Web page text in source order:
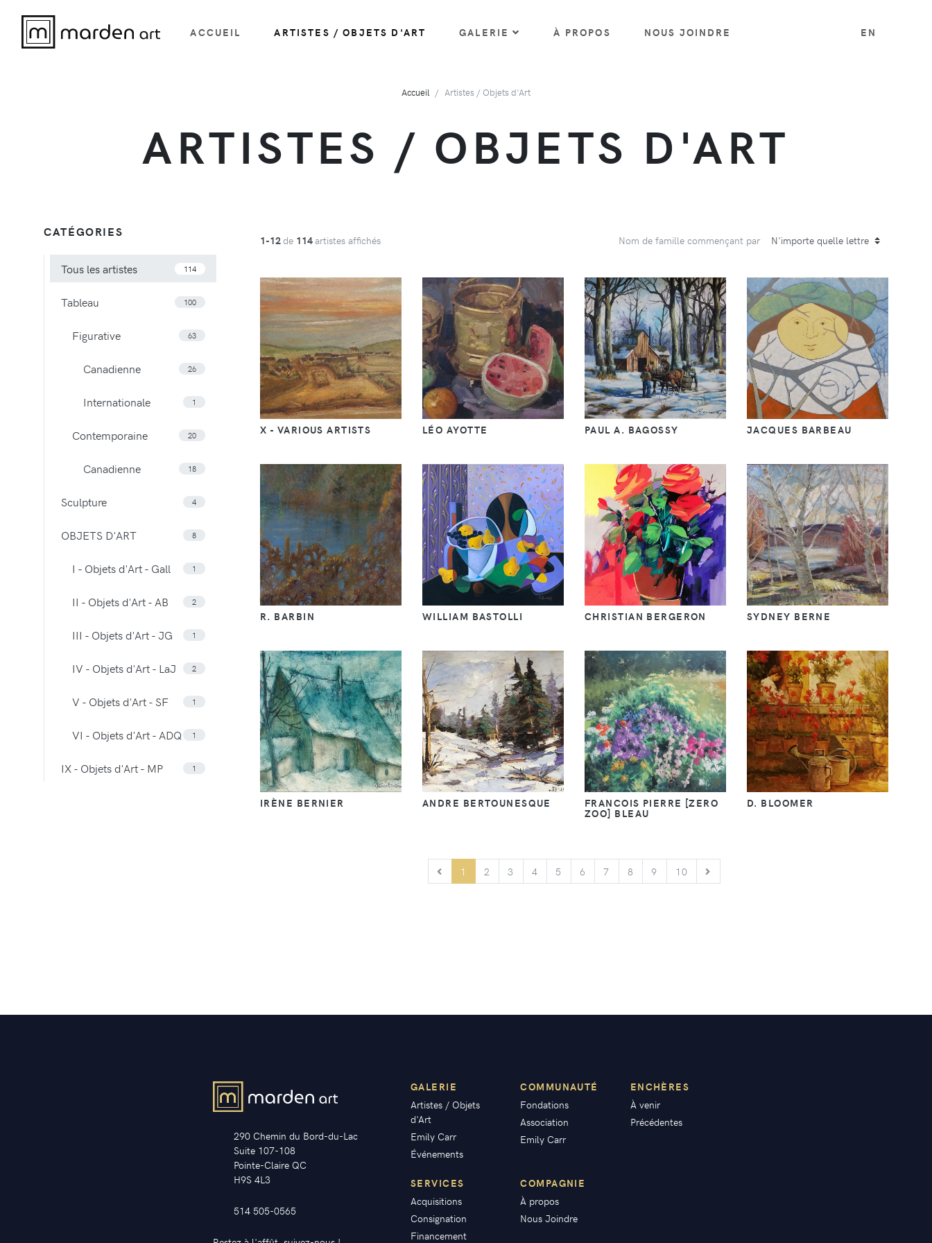
ACCUEIL ARTISTES / OBJETS D'ART GALERIE À PROPOS NOUS JOINDRE EN
Accueil Artistes / Objets d'Art
ARTISTES / OBJETS D'ART
1-12de 114artistes affichés Nom de famille commençant par
X - VARIOUS ARTISTS LÉO AYOTTE PAUL A. BAGOSSY JACQUES BARBEAU
R. BARBIN WILLIAM BASTOLLI CHRISTIAN BERGERON SYDNEY BERNE
IRÈNE BERNIER ANDRE BERTOUNESQUE FRANCOIS PIERRE [ZERO
ZOO] BLEAU
D. BLOOMER
PRÉCÉDENT
1 2 3 4 5 6 7 8 9 10
CATÉGORIES
Tous les artistes 114
Tableau 100
Figurative 63
Canadienne 26
Internationale 1
Contemporaine 20
Canadienne 18
Sculpture 4
OBJETS D'ART 8
I - Objets d'Art - Gall 1
II - Objets d'Art - AB 2
III - Objets d'Art - JG 1
IV - Objets d'Art - LaJ 2
V - Objets d'Art - SF 1
VI - Objets d'Art - ADQ 1
IX - Objets d'Art - MP 1
290 Chemin du Bord-du-Lac
Suite 107-108
Pointe-Claire QC
H9S 4L3
514 505-0565
GALERIE
Artistes / Objets
d'Art
Emily Carr
Événements
COMMUNAUTÉ
Fondations
Association
Emily Carr
ENCHÈRES
À venir
Précédentes
SERVICES
Acquisitions
Consignation
Financement
COMPAGNIE
À propos
Nous Joindre